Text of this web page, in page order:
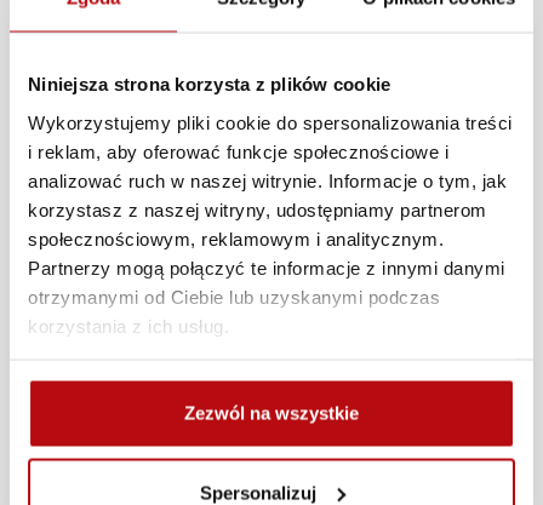
Niniejsza strona korzysta z plików cookie
Wykorzystujemy pliki cookie do spersonalizowania treści
i reklam, aby oferować funkcje społecznościowe i
analizować ruch w naszej witrynie. Informacje o tym, jak
korzystasz z naszej witryny, udostępniamy partnerom
społecznościowym, reklamowym i analitycznym.
Partnerzy mogą połączyć te informacje z innymi danymi
otrzymanymi od Ciebie lub uzyskanymi podczas
korzystania z ich usług.
Zezwól na wszystkie
Spersonalizuj
można ...
Speed Day Racing
Od początku powstania, Speed Day
był opieku...
Speed Day School -
Licencja B